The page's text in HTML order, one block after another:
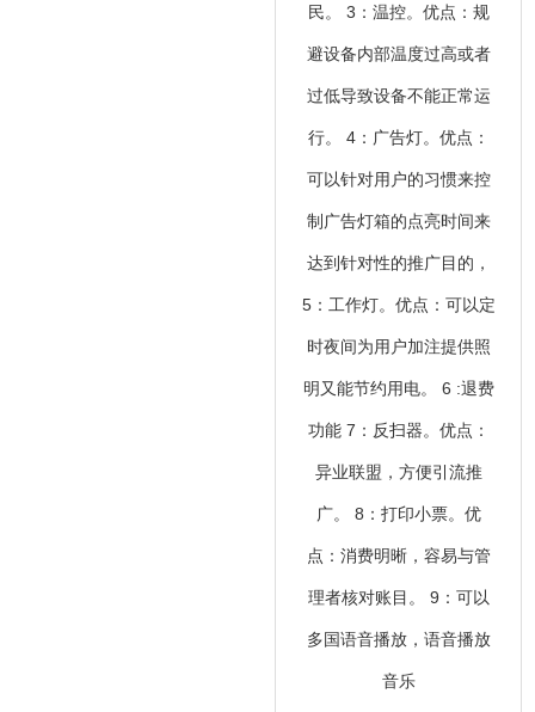
民。 3：温控。优点：规
避设备内部温度过高或者
过低导致设备不能正常运
行。 4：广告灯。优点：
可以针对用户的习惯来控
制广告灯箱的点亮时间来
达到针对性的推广目的，
5：工作灯。优点：可以定
时夜间为用户加注提供照
明又能节约用电。 6 :退费
功能 7：反扫器。优点：
异业联盟，方便引流推
广。 8：打印小票。优
点：消费明晰，容易与管
理者核对账目。 9：可以
多国语音播放，语音播放
音乐